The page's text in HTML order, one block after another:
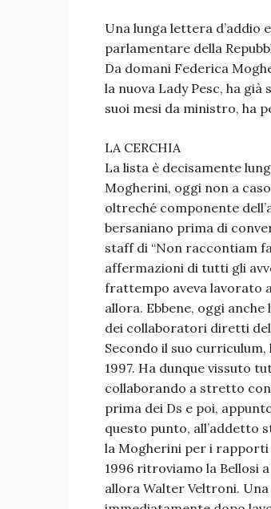
Una lunga lettera d’addio
parlamentare della
Da domani Federica
la nuova Lady Pesc, ha
suoi mesi da ministro, ha
LA CERCHIA
La lista è decisamente
Mogherini, oggi non a
oltreché componente
bersaniano prima di
staff di “Non raccontiam
affermazioni di tutti gli
frattempo aveva lavorato
allora. Ebbene, oggi
dei collaboratori diretti
Secondo il suo
1997. Ha dunque vissuto
collaborando a stretto
prima dei Ds e poi,
questo punto, all’addetto
la Mogherini per i rapporti
1996 ritroviamo la Bellosi
allora Walter Veltroni.